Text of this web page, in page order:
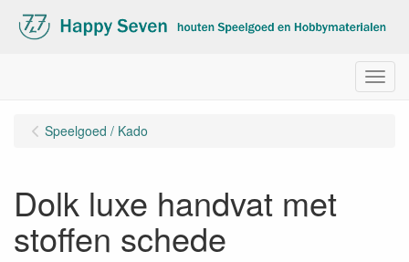
Menu
Speelgoed / Kado
Dolk luxe handvat met
stoffen schede